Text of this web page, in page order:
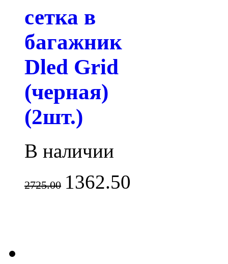
сетка в
багажник
Dled Grid
(черная)
(2шт.)
В наличии
2725.00 1362.50